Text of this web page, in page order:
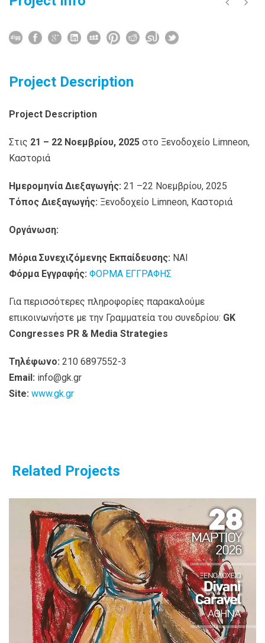
Project Description
Project Description
Στις 21 – 22 Νοεμβρίου, 2025 στο Ξενοδοχείο Limneon,
Καστοριά
Ημερομηνία Διεξαγωγής: 21 –22 Νοεμβρίου, 2025
Τόπος Διεξαγωγής: Ξενοδοχείο Limneon, Καστοριά
Οργάνωση:
Μόρια Συνεχιζόμενης Εκπαίδευσης: ΝΑΙ
Φόρμα Εγγραφής: ΦΟΡΜΑ ΕΓΓΡΑΦΗΣ
Για περισσότερες πληροφορίες παρακαλούμε
επικοινωνήστε με την Γραμματεία του συνεδρίου: GK
Congresses PR & Media Strategies
Τηλέφωνο: 210 6897552-3
Email: info@gk.gr
Site: www.gk.gr
Related Projects